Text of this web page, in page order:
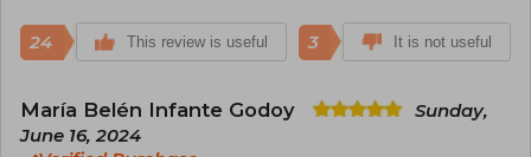
is simply to remember it for myself and perhaps
also for someone else.
24 This review is useful 3 It is not useful
María Belén Infante Godoy
Sunday,
June 16, 2024